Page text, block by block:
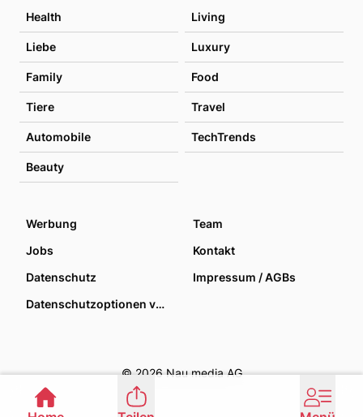
Health Living
Liebe Luxury
Family Food
Tiere Travel
Automobile TechTrends
Beauty
Werbung
Team
Jobs
Kontakt
Datenschutz
Impressum / AGBs
Datenschutzoptionen verwalten
© 2026 Nau media AG